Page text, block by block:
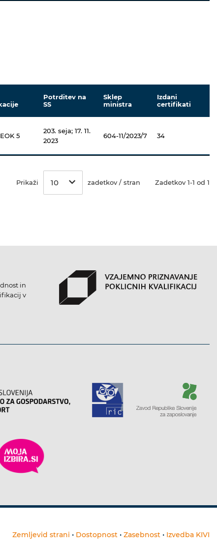
Potrditev na
SS
Sklep
ministra
Izdani
certifikati
5
203. seja; 17. 11.
2023
604-11/2023/7 34
Prikaži 10 zadetkov / stran Zadetkov 1-1 od 1
in
v
Zemljevid strani • Dostopnost • Zasebnost • Izvedba KIVI